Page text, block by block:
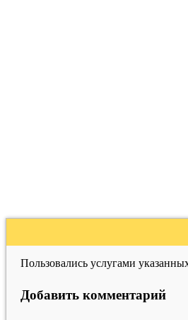
Пользовались услугами
Добавить комментарий